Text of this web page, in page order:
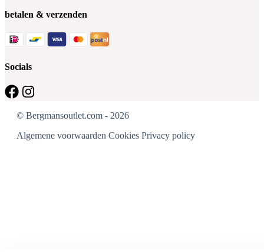
betalen & verzenden
Socials
© Bergmansoutlet.com - 2026
Algemene voorwaarden Cookies Privacy policy